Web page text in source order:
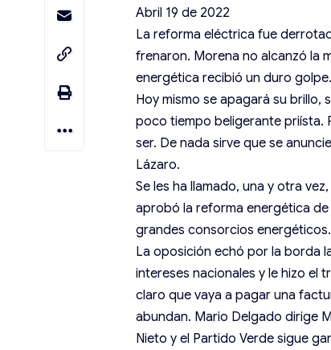
Abril 19 de 2022
La reforma eléctrica fue
frenaron. Morena no alcanzó la
energética recibió un duro golpe.
Hoy mismo se apagará su
poco tiempo beligerante priísta.
ser. De nada sirve que se
Lázaro.
Se les ha llamado, una y otra
aprobó la reforma energética de
grandes consorcios
La oposición echó por la borda
intereses nacionales y le hizo el
claro que vaya a pagar una
abundan. Mario Delgado dirige
Nieto y el Partido Verde sigue